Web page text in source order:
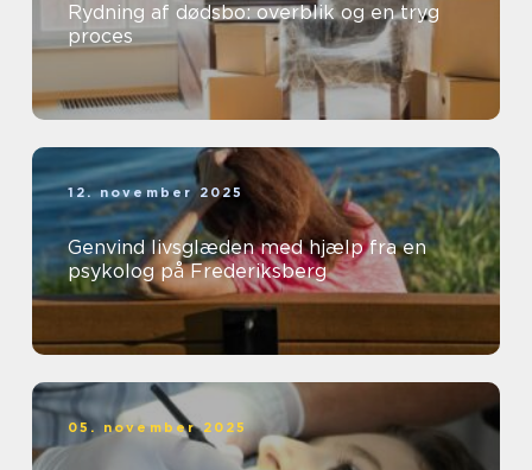
Rydning af dødsbo: overblik og en tryg
proces
12. november 2025
Genvind livsglæden med hjælp fra en
psykolog på Frederiksberg
05. november 2025